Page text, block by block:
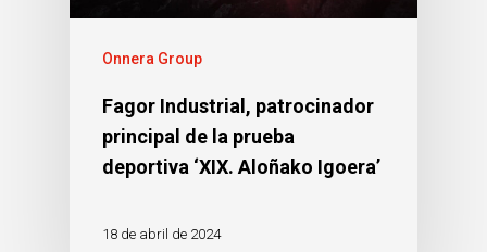
Onnera Group
Fagor Industrial, patrocinador
principal de la prueba
deportiva ‘XIX. Aloñako Igoera’
18 de abril de 2024